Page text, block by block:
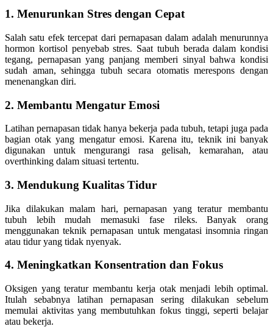
1. Menurunkan Stres dengan Cepat
Salah satu efek tercepat dari pernapasan dalam adalah menurunnya
hormon kortisol penyebab stres. Saat tubuh berada dalam kondisi
tegang, pernapasan yang panjang memberi sinyal bahwa kondisi
sudah aman, sehingga tubuh secara otomatis merespons dengan
menenangkan diri.
2. Membantu Mengatur Emosi
Latihan pernapasan tidak hanya bekerja pada tubuh, tetapi juga pada
bagian otak yang mengatur emosi. Karena itu, teknik ini banyak
digunakan untuk mengurangi rasa gelisah, kemarahan, atau
overthinking dalam situasi tertentu.
3. Mendukung Kualitas Tidur
Jika dilakukan malam hari, pernapasan yang teratur membantu
tubuh lebih mudah memasuki fase rileks. Banyak orang
menggunakan teknik pernapasan untuk mengatasi insomnia ringan
atau tidur yang tidak nyenyak.
4. Meningkatkan Konsentration dan Fokus
Oksigen yang teratur membantu kerja otak menjadi lebih optimal.
Itulah sebabnya latihan pernapasan sering dilakukan sebelum
memulai aktivitas yang membutuhkan fokus tinggi, seperti belajar
atau bekerja.